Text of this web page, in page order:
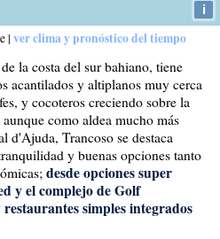
la costa del sur bahiano, tiene
acantilados y altiplanos muy cerca
y cocoteros creciendo sobre la
como aldea mucho más
d'Ajuda, Trancoso se destaca
y buenas opciones tanto
desde opciones super
y el complejo de Golf
simples integrados
i
| ver clima y pronóstico del tiempo